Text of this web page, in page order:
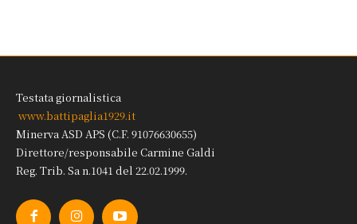
Testata giornalistica
www.battipaglia1929.it
Minerva ASD APS (C.F. 91076630655)
Direttore/responsabile Carmine Galdi
Reg. Trib. Sa n.1041 del 22.02.1999.